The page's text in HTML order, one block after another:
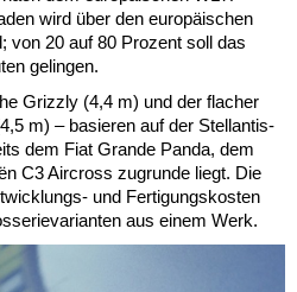
wird über den europäischen
von 20 auf 80 Prozent soll das
gelingen.
Grizzly (4,4 m) und der flacher
m) – basieren auf der Stellantis-
dem Fiat Grande Panda, dem
C3 Aircross zugrunde liegt. Die
und Fertigungskosten
aus einem Werk.